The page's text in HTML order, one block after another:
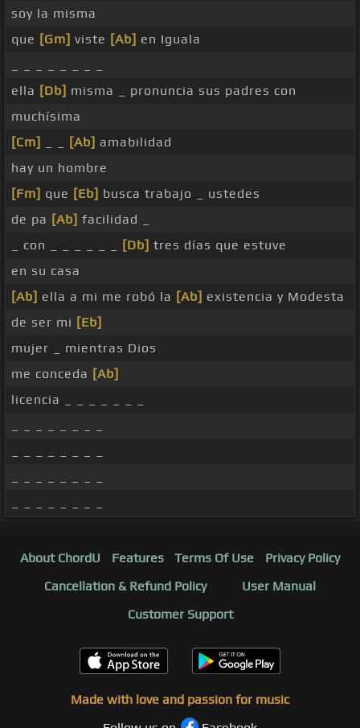
soy la misma
que [Gm] viste [Ab] en Iguala
ella [Db] misma _ pronuncia sus padres con
muchísima
[Cm]
[Ab] amabilidad
hay un hombre
[Fm] que [Eb] busca trabajo _ ustedes
de pa [Ab] facilidad _
_ con _ _ _ _ _ _
[Db] tres días que estuve
en su casa
[Ab] ella a mi me robó la [Ab] existencia y Modesta
de ser mi [Eb]
mujer _ mientras Dios
me conceda [Ab]
licencia _ _ _ _ _ _ _
About ChordU Features Terms Of Use
Privacy Policy
Cancellation & Refund Policy
User Manual
Customer Support
Made with love and passion for music